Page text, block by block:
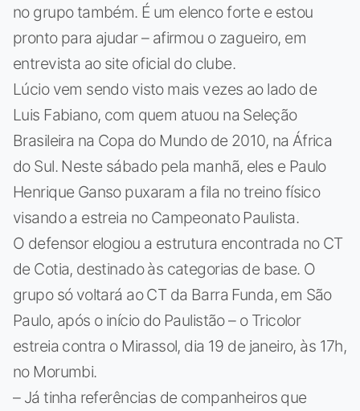
no grupo também. É um elenco forte e estou
pronto para ajudar – afirmou o zagueiro, em
entrevista ao site oficial do clube.
Lúcio vem sendo visto mais vezes ao lado de
Luis Fabiano, com quem atuou na Seleção
Brasileira na Copa do Mundo de 2010, na África
do Sul. Neste sábado pela manhã, eles e Paulo
Henrique Ganso puxaram a fila no treino físico
visando a estreia no Campeonato Paulista.
O defensor elogiou a estrutura encontrada no CT
de Cotia, destinado às categorias de base. O
grupo só voltará ao CT da Barra Funda, em São
Paulo, após o início do Paulistão – o Tricolor
estreia contra o Mirassol, dia 19 de janeiro, às 17h,
no Morumbi.
– Já tinha referências de companheiros que